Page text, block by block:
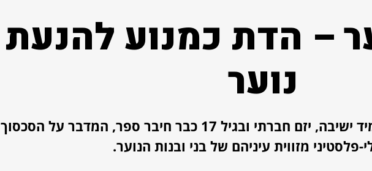
– הדת כמנוע להנעת
נוער
הכירו את איתי הולנדר, תלמיד ישיבה, יזם חברתי ובגיל 17 כבר חיבר ספר, המדבר על הסכסוך
פלסטיני מזווית עיניהם של בני ובנות הנוער.